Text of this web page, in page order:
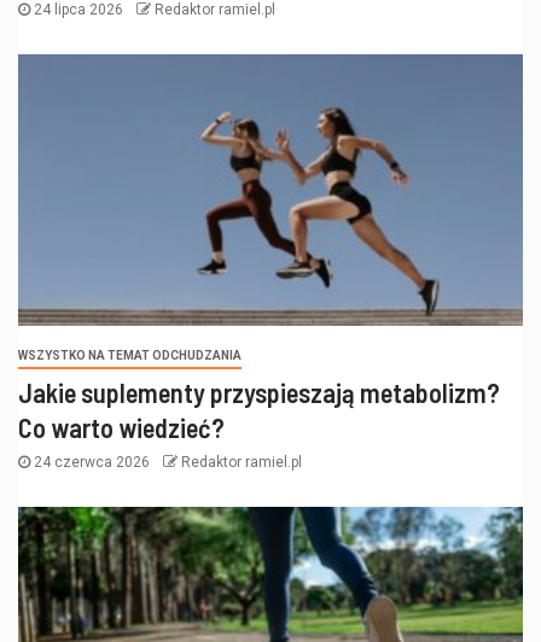
24 lipca 2026 Redaktor ramiel.pl
WSZYSTKO NA TEMAT ODCHUDZANIA
Jakie suplementy przyspieszają metabolizm?
Co warto wiedzieć?
24 czerwca 2026 Redaktor ramiel.pl